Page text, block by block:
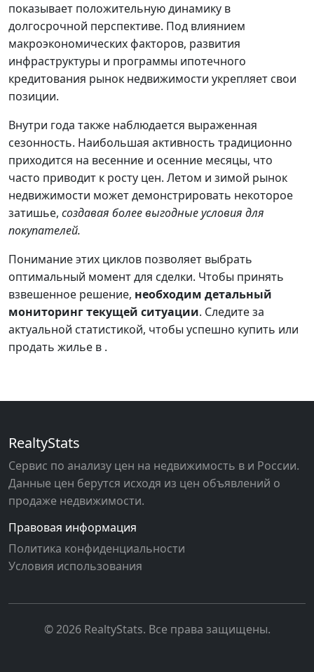
показывает положительную динамику в
долгосрочной перспективе. Под влиянием
макроэкономических факторов, развития
инфраструктуры и программы ипотечного
кредитования рынок недвижимости укрепляет свои
позиции.
Внутри года также наблюдается выраженная
сезонность. Наибольшая активность традиционно
приходится на весенние и осенние месяцы, что
часто приводит к росту цен. Летом и зимой рынок
недвижимости может демонстрировать некоторое
затишье, создавая более выгодные условия для
покупателей.
Понимание этих циклов позволяет выбрать
оптимальный момент для сделки. Чтобы принять
взвешенное решение, необходим детальный
мониторинг текущей ситуации. Следите за
актуальной статистикой, чтобы успешно купить или
продать жилье в .
RealtyStats
Сервис по анализу цен на недвижимость в и России.
Данные цен берутся исходя из цен объявлений о
продаже недвижимости.
Правовая информация
Политика конфиденциальности
Условия использования
© 2026 RealtyStats. Все права защищены.